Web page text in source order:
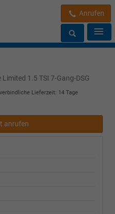
Anrufen
Limited 1.5 TSI 7-Gang-DSG
Lieferzeit: 14 Tage
anrufen